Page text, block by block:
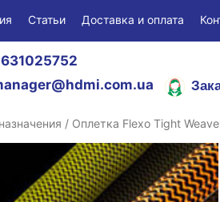
Статьи Доставка и оплата
/ Оплетка Flexo Tight